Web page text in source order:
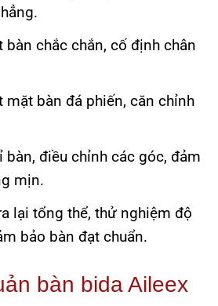
bàn chắc chắn, cố định chân
mặt bàn đá phiến, căn chỉnh
bàn, điều chỉnh các góc, đảm
mịn.
lại tổng thể, thử nghiệm độ
bảo bàn đạt chuẩn.
bàn bida Aileex